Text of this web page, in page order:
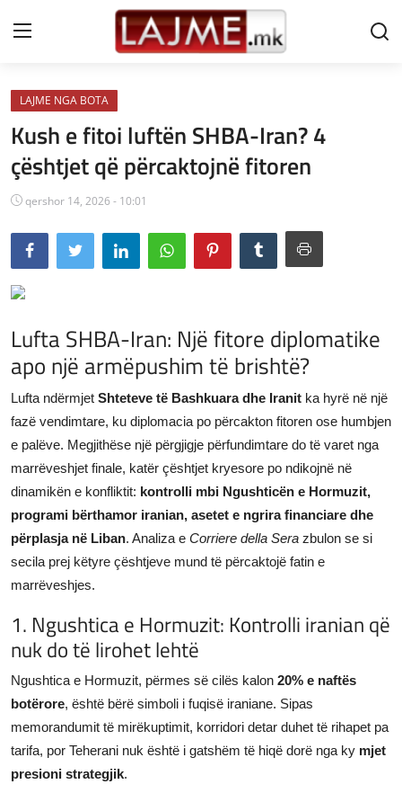
Shtëpi
LAJME MAQEDONI
SHQIPERI
KOSOVA
LAJME NGA BOTA
SPORT
SHENDETI
JETA
Gallery
Shqip
LAJME NGA BOTA
Kush e fitoi luftën SHBA-Iran? 4
çështjet që përcaktojnë fitoren
qershor 14, 2026 - 10:01
Lufta SHBA-Iran: Një fitore diplomatike
apo një armëpushim të brishtë?
Lufta ndërmjet Shteteve të Bashkuara dhe Iranit ka hyrë në një
fazë vendimtare, ku diplomacia po përcakton fitoren ose humbjen
e palëve. Megjithëse një përgjigje përfundimtare do të varet nga
marrëveshjet finale, katër çështjet kryesore po ndikojnë në
dinamikën e konfliktit: kontrolli mbi Ngushticën e Hormuzit,
programi bërthamor iranian, asetet e ngrira financiare dhe
përplasja në Liban. Analiza e Corriere della Sera zbulon se si
secila prej këtyre çështjeve mund të përcaktojë fatin e
marrëveshjes.
1. Ngushtica e Hormuzit: Kontrolli iranian që
nuk do të lirohet lehtë
Ngushtica e Hormuzit, përmes së cilës kalon 20% e naftës
botërore, është bërë simboli i fuqisë iraniane. Sipas
memorandumit të mirëkuptimit, korridori detar duhet të rihapet pa
tarifa, por Teherani nuk është i gatshëm të hiqë dorë nga ky mjet
presioni strategjik.